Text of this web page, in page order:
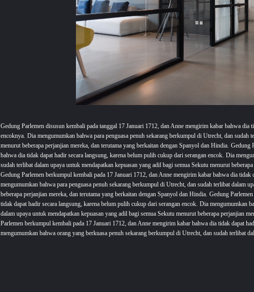
Gedung Parlemen disusun kembali pada tanggal 17 Januari 1712, dan Anne mengirim kabar bahwa
encoknya. Dia mengumumkan bahwa para penguasa penuh sekarang berkumpul di Utrecht, dan sudah
menurut beberapa perjanjian mereka, dan terutama yang berkaitan dengan Spanyol dan Hindia. Gedung
bahwa dia tidak dapat hadir secara langsung, karena belum pulih cukup dari serangan encok. Dia
sudah terlibat dalam upaya untuk mendapatkan kepuasan yang adil bagi semua Sekutu menurut
Gedung Parlemen berkumpul kembali pada 17 Januari 1712, dan Anne mengirim kabar bahwa dia
mengumumkan bahwa para penguasa penuh sekarang berkumpul di Utrecht, dan sudah terlibat dalam
beberapa perjanjian mereka, dan terutama yang berkaitan dengan Spanyol dan Hindia. Gedung
tidak dapat hadir secara langsung, karena belum pulih cukup dari serangan encok. Dia mengumumkan
dalam upaya untuk mendapatkan kepuasan yang adil bagi semua Sekutu menurut beberapa perjanjian
Parlemen berkumpul kembali pada 17 Januari 1712, dan Anne mengirim kabar bahwa dia tidak dapat
mengumumkan bahwa orang yang berkuasa penuh sekarang berkumpul di Utrecht, dan sudah terlibat